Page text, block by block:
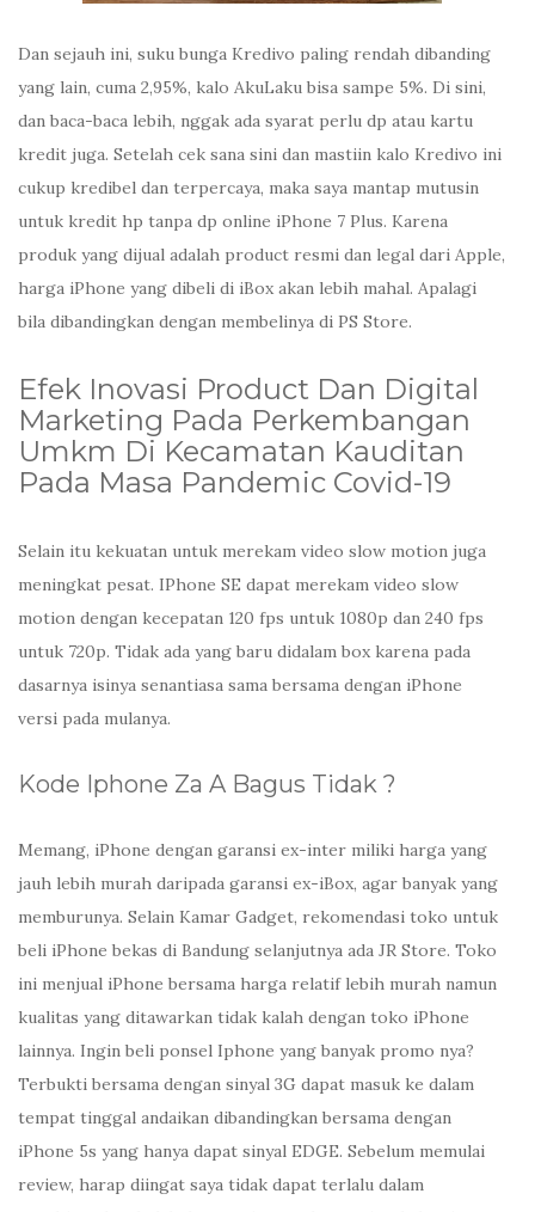
Dan sejauh ini, suku bunga Kredivo paling rendah dibanding
yang lain, cuma 2,95%, kalo AkuLaku bisa sampe 5%. Di sini,
dan baca-baca lebih, nggak ada syarat perlu dp atau kartu
kredit juga. Setelah cek sana sini dan mastiin kalo Kredivo ini
cukup kredibel dan terpercaya, maka saya mantap mutusin
untuk kredit hp tanpa dp online iPhone 7 Plus. Karena
produk yang dijual adalah product resmi dan legal dari Apple,
harga iPhone yang dibeli di iBox akan lebih mahal. Apalagi
bila dibandingkan dengan membelinya di PS Store.
Efek Inovasi Product Dan Digital
Marketing Pada Perkembangan
Umkm Di Kecamatan Kauditan
Pada Masa Pandemic Covid-19
Selain itu kekuatan untuk merekam video slow motion juga
meningkat pesat. IPhone SE dapat merekam video slow
motion dengan kecepatan 120 fps untuk 1080p dan 240 fps
untuk 720p. Tidak ada yang baru didalam box karena pada
dasarnya isinya senantiasa sama bersama dengan iPhone
versi pada mulanya.
Kode Iphone Za A Bagus Tidak ?
Memang, iPhone dengan garansi ex-inter miliki harga yang
jauh lebih murah daripada garansi ex-iBox, agar banyak yang
memburunya. Selain Kamar Gadget, rekomendasi toko untuk
beli iPhone bekas di Bandung selanjutnya ada JR Store. Toko
ini menjual iPhone bersama harga relatif lebih murah namun
kualitas yang ditawarkan tidak kalah dengan toko iPhone
lainnya. Ingin beli ponsel Iphone yang banyak promo nya?
Terbukti bersama dengan sinyal 3G dapat masuk ke dalam
tempat tinggal andaikan dibandingkan bersama dengan
iPhone 5s yang hanya dapat sinyal EDGE. Sebelum memulai
review, harap diingat saya tidak dapat terlalu dalam